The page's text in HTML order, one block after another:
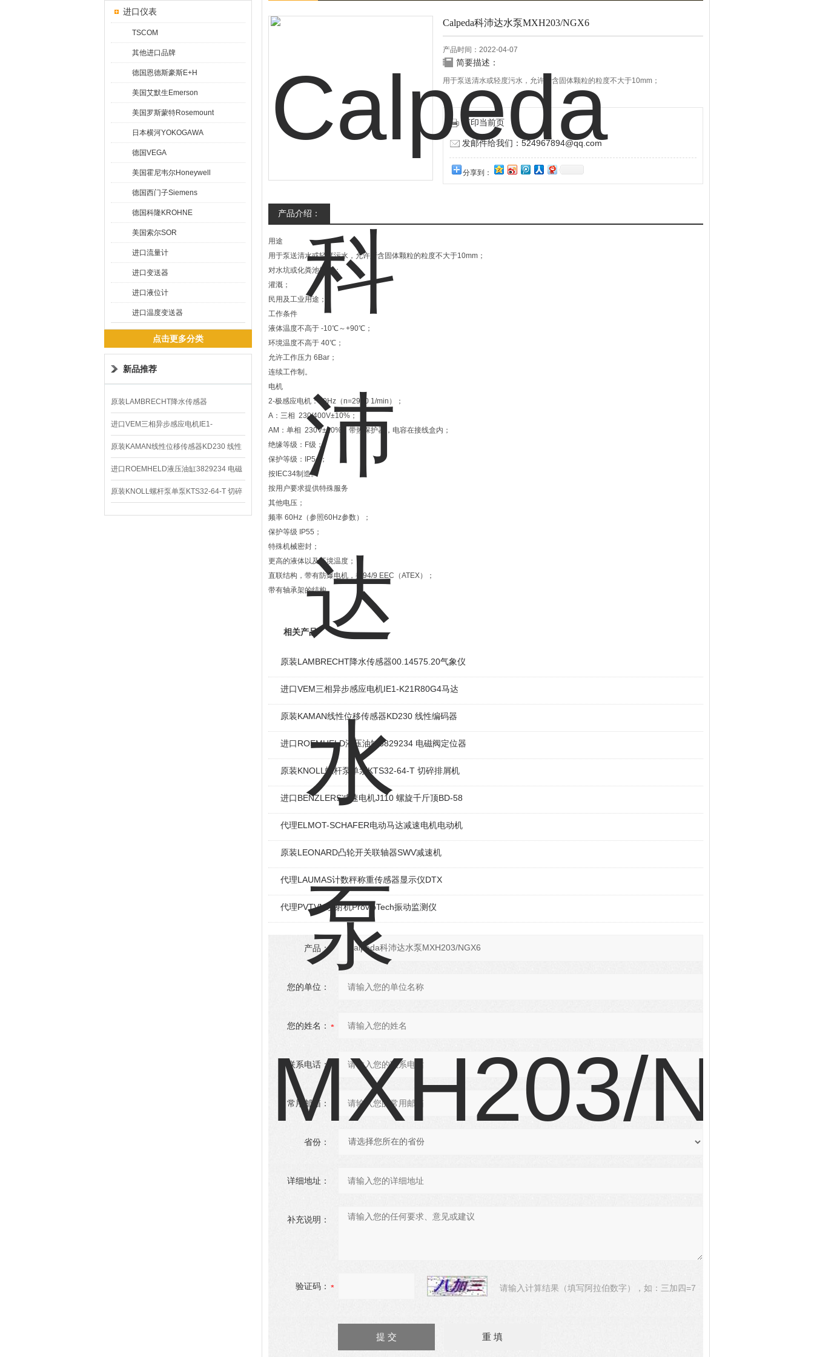
进口仪表
TSCOM
其他进口品牌
德国恩德斯豪斯E+H
美国艾默生Emerson
美国罗斯蒙特Rosemount
日本横河YOKOGAWA
德国VEGA
美国霍尼韦尔Honeywell
德国西门子Siemens
德国科隆KROHNE
美国索尔SOR
进口流量计
进口变送器
进口液位计
进口温度变送器
点击更多分类
新品推荐
原装LAMBRECHT降水传感器
00.14575.20气象仪
进口VEM三相异步感应电机IE1-
K21R80G4马达
原装KAMAN线性位移传感器KD230 线性
编码器
进口ROEMHELD液压油缸3829234 电磁
阀定位器
原装KNOLL螺杆泵单泵KTS32-64-T 切碎
排屑机
Calpeda科沛达水泵MXH203/NGX6
产品时间：2022-04-07
简要描述：
用于泵送清水或轻度污水，允许所含固体颗粒的粒度不大于10mm；
打印当前页
发邮件给我们：524967894@qq.com
分享到：
产品介绍：
用途
用于泵送清水或轻度污水，允许所含固体颗粒的粒度不大于10mm；
对水坑或化粪池排污；
灌溉；
民用及工业用途；
工作条件
液体温度不高于 -10℃～+90℃；
环境温度不高于 40℃；
允许工作压力 6Bar；
连续工作制。
电机
2-极感应电机：50Hz（n=2900 1/min）；
A：三相 230/400V±10%；
AM：单相 230V±10%，带热保护器，电容在接线盒内；
绝缘等级：F级；
保护等级：IP54；
按IEC34制造。
按用户要求提供特殊服务
其他电压；
频率 60Hz（参照60Hz参数）；
保护等级 IP55；
特殊机械密封；
更高的液体以及环境温度；
直联结构，带有防爆电机，按94/9 EEC（ATEX）；
带有轴承架的结构。
相关产品
原装LAMBRECHT降水传感器00.14575.20气象仪
进口VEM三相异步感应电机IE1-K21R80G4马达
原装KAMAN线性位移传感器KD230 线性编码器
进口ROEMHELD液压油缸3829234 电磁阀定位器
原装KNOLL螺杆泵单泵KTS32-64-T 切碎排屑机
进口BENZLERS减速电机J110 螺旋千斤顶BD-58
代理ELMOT-SCHAFER电动马达减速电机电动机
原装LEONARD凸轮开关联轴器‌SWV减速机
代理LAUMAS计数秤称重传感器显示仪DTX
代理PVTVM发射机ProvibTech振动监测仪
产品：
您的单位：
您的姓名：
联系电话：
常用邮箱：
省份：
详细地址：
补充说明：
验证码： 请输入计算结果（填写阿拉伯数字），如：三加四=7